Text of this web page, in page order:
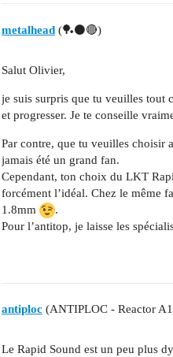
metalhead (🏓⚫🔴)
Salut Olivier,
je suis surpris que tu veuilles tout
et progresser. Je te conseille
Par contre, que tu veuilles choisir
jamais été un grand fan.
Cependant, ton choix du LKT
forcément l’idéal. Chez le même
1.8mm
.
Pour l’antitop, je laisse les
antiploc (ANTIPLOC - Reactor
Le Rapid Sound est un peu plus